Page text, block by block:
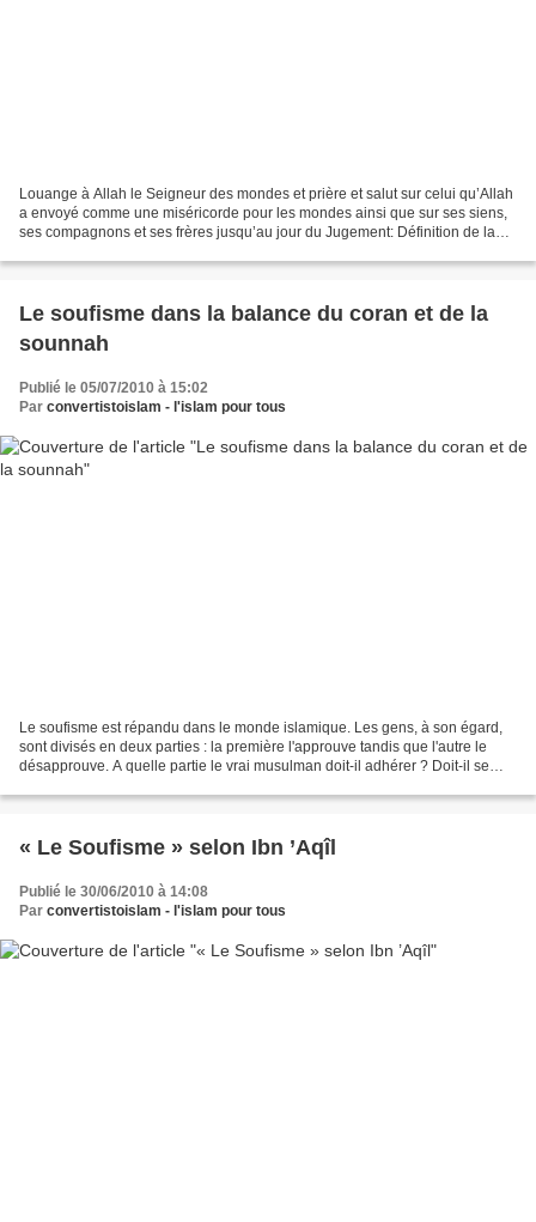
Louange à Allah le Seigneur des mondes et prière et salut sur celui qu’Allah
a envoyé comme une miséricorde pour les mondes ainsi que sur ses siens,
ses compagnons et ses frères jusqu’au jour du Jugement: Définition de la
Le soufisme dans la balance du coran et de la
sounnah
Publié le 05/07/2010 à 15:02
Par convertistoislam - l'islam pour tous
Le soufisme est répandu dans le monde islamique. Les gens, à son égard,
sont divisés en deux parties : la première l'approuve tandis que l'autre le
désapprouve. A quelle partie le vrai musulman doit-il adhérer ? Doit-il se
« Le Soufisme » selon Ibn ’Aqîl
Publié le 30/06/2010 à 14:08
Par convertistoislam - l'islam pour tous